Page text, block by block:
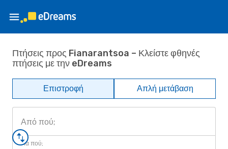
Πτήσεις προς Fianarantsoa – Κλείστε φθηνές
πτήσεις με την eDreams
Επιστροφή Απλή μετάβαση
Από πού;
Για πού;